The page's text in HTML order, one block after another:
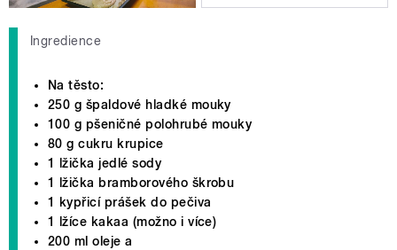
Ingredience
Na těsto:
250 g špaldové hladké mouky
100 g pšeničné polohrubé mouky
80 g cukru krupice
1 lžička jedlé sody
1 lžička bramborového škrobu
1 kypřicí prášek do pečiva
1 lžíce kakaa (možno i více)
200 ml oleje a